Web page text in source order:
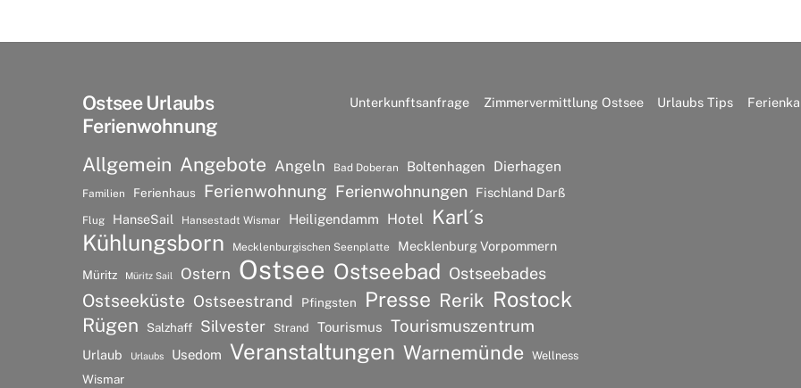
Ostsee Urlaubs
Ferienwohnung
Unterkunftsanfrage Zimmervermittlung Ostsee Urlaubs Tips
Allgemein Angebote Angeln Bad Doberan Boltenhagen Dierhagen
Familien Ferienhaus Ferienwohnung Ferienwohnungen Fischland Darß
Flug HanseSail Hansestadt Wismar Heiligendamm Hotel Karl´s
Kühlungsborn Mecklenburgischen Seenplatte Mecklenburg Vorpommern
Müritz Müritz Sail Ostern Ostsee Ostseebad Ostseebades
Ostseeküste Ostseestrand Pfingsten Presse Rerik Rostock
Rügen Salzhaff Silvester Strand Tourismus Tourismuszentrum
Urlaub Urlaubs Usedom Veranstaltungen Warnemünde Wellness
Wismar